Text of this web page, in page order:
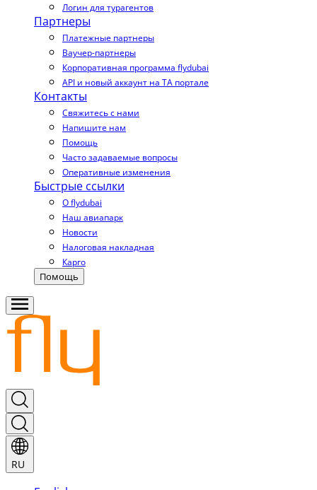
Логин для турагентов
Партнеры
Платежные партнеры
Ваучер-партнеры
Корпоративная программа flydubai
API и новый аккаунт на TA портале
Контакты
Свяжитесь с нами
Напишите нам
Помощь
Часто задаваемые вопросы
Оперативные изменения
Быстрые ссылки
О flydubai
Наш авиапарк
Новости
Налоговая накладная
Карго
Помощь
RU